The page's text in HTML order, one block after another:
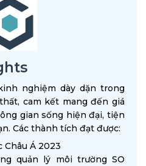
nghiệm dày dặn trong
cam kết mang đến giá
gian sống hiện đại, tiện
Các thành tích đạt được:
Châu Á 2023
quản lý môi trường SO